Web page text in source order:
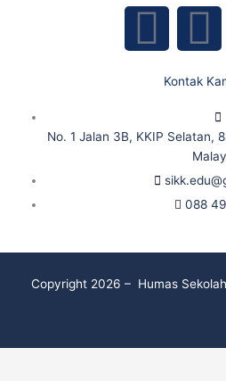
F
a
c
e
o
o
k
Y
o
u
t
u
b
e
Kontak
No. 1 Jalan 3B, KKIP Selatan,
088
Copyright 2026 – Humas